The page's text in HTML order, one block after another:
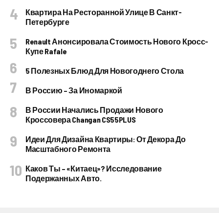
Квартира На Ресторанной Улице В Санкт-
Петербурге
Renault Анонсировала Стоимость Нового Кросс-
Купе Rafale
5 Полезных Блюд Для Новогоднего Стола
В Россию – За Иномаркой
В России Начались Продажи Нового
Кроссовера Changan CS55PLUS
Идеи Для Дизайна Квартиры: От Декора До
Масштабного Ремонта
Каков Ты – «китаец»? Исследование
Подержанных Авто.